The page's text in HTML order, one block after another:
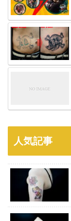
人気記事